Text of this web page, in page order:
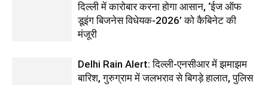
दिल्ली में कारोबार करना होगा आसान, ‘ईज ऑफ
डूइंग बिजनेस विधेयक-2026’ को कैबिनेट की
मंजूरी
Delhi Rain Alert: दिल्ली-एनसीआर में झमाझम
बारिश, गुरुग्राम में जलभराव से बिगड़े हालात, पुलिस